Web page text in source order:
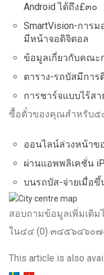
Android ได้ถึง£๓๐
SmartVision-การ
มีหน้าจอดิจิตอล
ข้อมูลเกี่ยวกับคณะ
ตาราง-รถบัสมีการ
การชาร์จแบบไร้ส
ซื้อตั๋วของคุณสำหรับ๕
ออนไลน์ล่วงหน้าข
ผ่านแอพพลิเคชั่น
บนรถบัส-จ่ายเมื่อขึ้
สอบถามข้อมูลเพิ่มเติ
ใน๔๔ (0) ๓๔๕๖๔๖๐
This article is also